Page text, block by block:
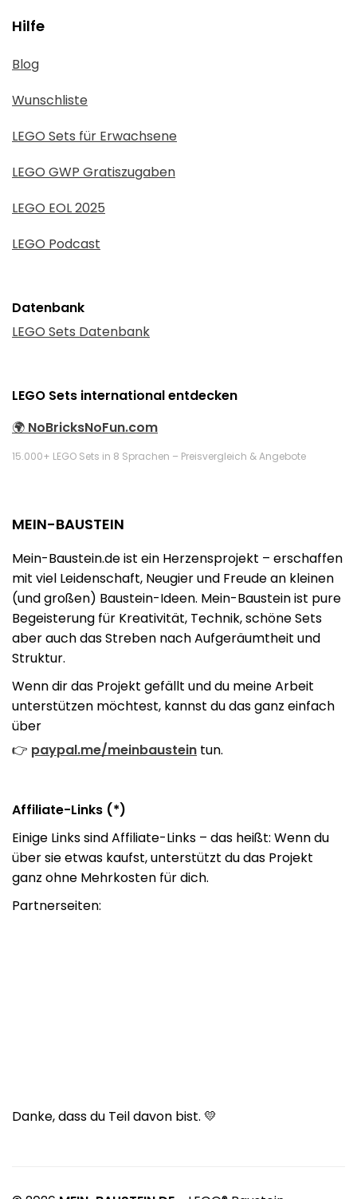
Hilfe
Blog
Wunschliste
LEGO Sets für Erwachsene
LEGO GWP Gratiszugaben
LEGO EOL 2025
LEGO Podcast
Datenbank
LEGO Sets Datenbank
LEGO Sets international entdecken
🌍 NoBricksNoFun.com
15.000+ LEGO Sets in 8 Sprachen – Preisvergleich & Angebote
MEIN-BAUSTEIN
Mein-Baustein.de ist ein Herzensprojekt – erschaffen
mit viel Leidenschaft, Neugier und Freude an kleinen
(und großen) Baustein-Ideen. Mein-Baustein ist pure
Begeisterung für Kreativität, Technik, schöne Sets
aber auch das Streben nach Aufgeräumtheit und
Struktur.
Wenn dir das Projekt gefällt und du meine Arbeit
unterstützen möchtest, kannst du das ganz einfach
über
👉 paypal.me/meinbaustein tun.
Affiliate-Links (*)
Einige Links sind Affiliate-Links – das heißt: Wenn du
über sie etwas kaufst, unterstützt du das Projekt
ganz ohne Mehrkosten für dich.
Partnerseiten:
Danke, dass du Teil davon bist. 💛